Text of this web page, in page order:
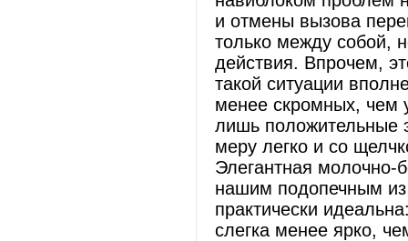
и отмены вызова
только между собой,
действия. Впрочем,
такой ситуации
менее скромных, чем
лишь положительные
меру легко и со
Элегантная молочно-
нашим подопечным
практически
слегка менее ярко,